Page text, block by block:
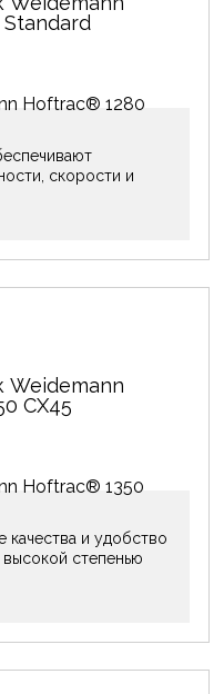
Hoftrac® 1280
скорости и
Hoftrac® 1350
качества и удобство
степенью